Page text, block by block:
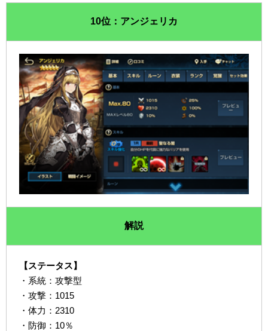
10位：アンジェリカ
解説
【ステータス】
・系統：攻撃型
・攻撃：1015
・体力：2310
・防御：10％